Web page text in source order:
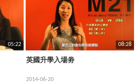
05:22 08:28
英國升學入場劵
2014-06-20